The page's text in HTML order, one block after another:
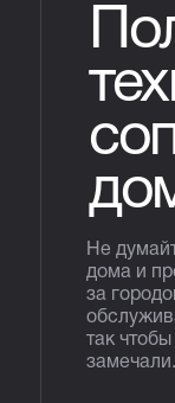
Не
дома и
за
так
замечали.